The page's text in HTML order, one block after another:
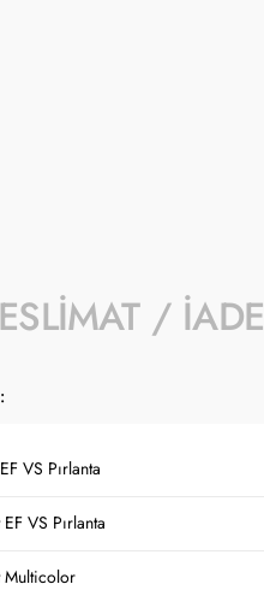
/ İADE
VS Pırlanta
VS Pırlanta
Multicolor